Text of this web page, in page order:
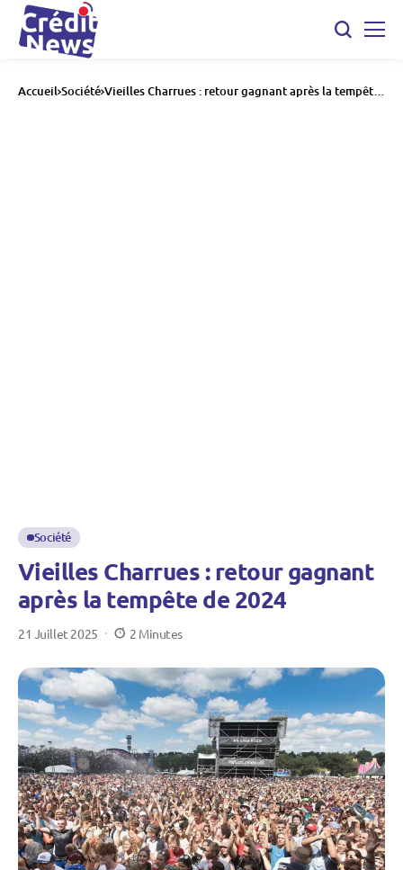
Accueil Société Vieilles Charrues : retour gagnant après la tempête
Société
Vieilles Charrues : retour gagnant
après la tempête de 2024
21 Juillet 2025 2 Minutes